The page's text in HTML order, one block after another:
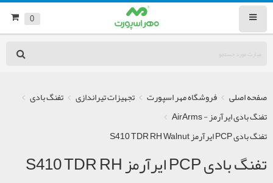
0
صفحه اصلی فروشگاه مهر اسپورت تجهیزات تیراندازی
تفنگ بادی
تفنگ بادی ایرآرمز - AirArms
تفنگ بادی PCP ایرآرمز S410 TDR RH Walnut
تفنگ بادی PCP ایرآرمز S410 TDR RH